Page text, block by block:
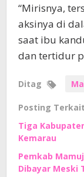
“Mirisnya,
aksinya di
saat ibu
dan tertidur
Ditag
Posting Terkait
Tiga
Kemarau
Pemkab
Dibayar Meski